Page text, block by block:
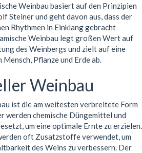
Weinbau basiert auf den Prinzipien
Steiner und geht davon aus, dass der
Rhythmen in Einklang gebracht
Weinbau legt großen Wert auf
des Weinbergs und zielt auf eine
Pflanze und Erde ab.
Weinbau
ist die am weitesten verbreitete Form
werden chemische Düngemittel und
um eine optimale Ernte zu erzielen.
oft Zusatzstoffe verwendet, um
des Weins zu verbessern. Der